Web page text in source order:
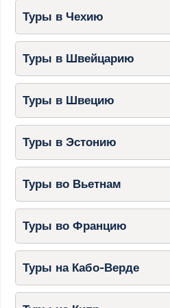
Туры в Чехию
Туры в Швейцарию
Туры в Швецию
Туры в Эстонию
Туры во Вьетнам
Туры во Францию
Туры на Кабо-Верде